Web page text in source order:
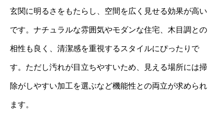
玄関に明るさをもたらし、空間を広く見せる効果が高い
です。ナチュラルな雰囲気やモダンな住宅、木目調との
相性も良く、清潔感を重視するスタイルにぴったりで
す。ただし汚れが目立ちやすいため、見える場所には掃
除がしやすい加工を選ぶなど機能性との両立が求められ
ます。